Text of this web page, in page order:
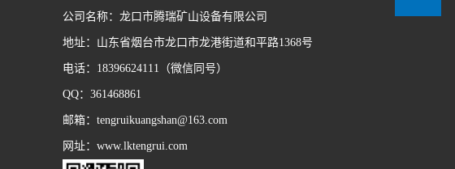
公司名称：龙口市腾瑞矿山设备有限公司
地址：山东省烟台市龙口市龙港街道和平路1368号
电话：18396624111（微信同号）
QQ：361468861
邮箱：tengruikuangshan@163.com
网址：www.lktengrui.com